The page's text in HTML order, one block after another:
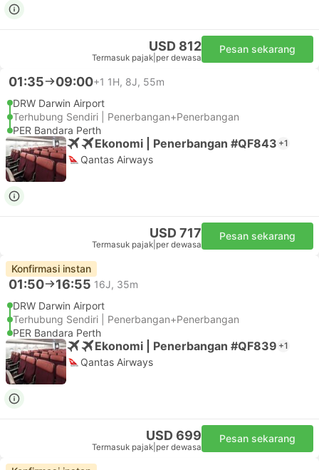
USD 812
Termasuk pajak per dewasa
Pesan sekarang
01:35 09:00+1 1H, 8J, 55m
DRW Darwin Airport
Terhubung Sendiri | Penerbangan+Penerbangan
PER Bandara Perth
Ekonomi | Penerbangan #QF843 +1
Qantas Airways
USD 717
Termasuk pajak per dewasa
Pesan sekarang
Konfirmasi instan
01:50 16:55 16J, 35m
DRW Darwin Airport
Terhubung Sendiri | Penerbangan+Penerbangan
PER Bandara Perth
Ekonomi | Penerbangan #QF839 +1
Qantas Airways
USD 699
Termasuk pajak per dewasa
Pesan sekarang